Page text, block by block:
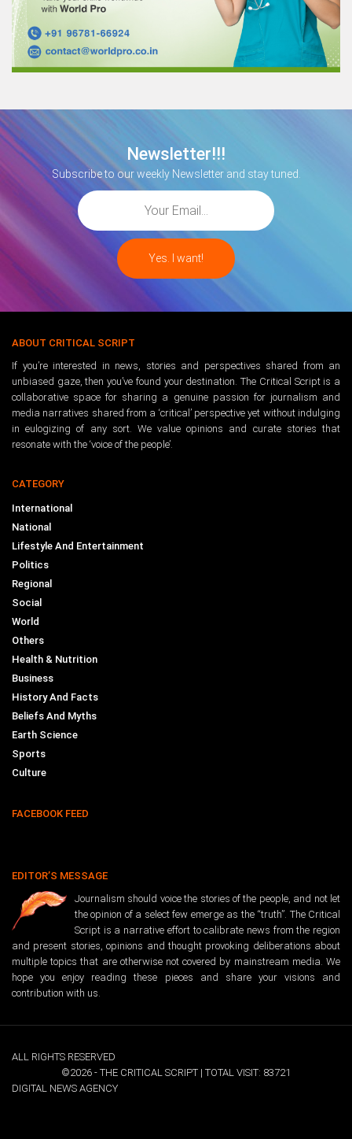
Newsletter!!!
Subscribe to our weekly Newsletter and stay tuned.
ABOUT CRITICAL SCRIPT
If you’re interested in news, stories and perspectives shared from an
unbiased gaze, then you’ve found your destination. The Critical Script is a
collaborative space for sharing a genuine passion for journalism and
media narratives shared from a ‘critical’ perspective yet without indulging
in eulogizing of any sort. We value opinions and curate stories that
resonate with the ‘voice of the people’.
CATEGORY
International
National
Lifestyle And Entertainment
Politics
Regional
Social
World
Others
Health & Nutrition
Business
History And Facts
Beliefs And Myths
Earth Science
Sports
Culture
FACEBOOK FEED
EDITOR’S MESSAGE
Journalism should voice the stories of the people, and not let
the opinion of a select few emerge as the “truth”. The Critical
Script is a narrative effort to calibrate news from the region
and present stories, opinions and thought provoking deliberations about
multiple topics that are otherwise not covered by mainstream media. We
hope you enjoy reading these pieces and share your visions and
contribution with us.
ALL RIGHTS RESERVED
©2026 - THE CRITICAL SCRIPT | TOTAL VISIT: 83721
DIGITAL NEWS AGENCY